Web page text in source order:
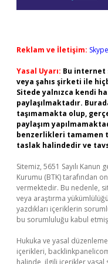
Reklam ve İletişim:
Yasal Uyarı: Bu internet
veya şahıs şirketi ile
Sitede yalnızca kendi
paylaşılmaktadır.
taşımamakta olup,
paylaşım
benzerlikleri tamamen
taslak halindedir ve
Sitemiz, 5651 Sayılı
Kurumu (BTK) tarafından
vermektedir. Bu nedenle,
veya araştırma
yazdıkları içeriklerin
bu sorumluluğu kabul etmiş
Hukuka ve yasal
içerikleri,
halinde, ilgili içerikler yasal